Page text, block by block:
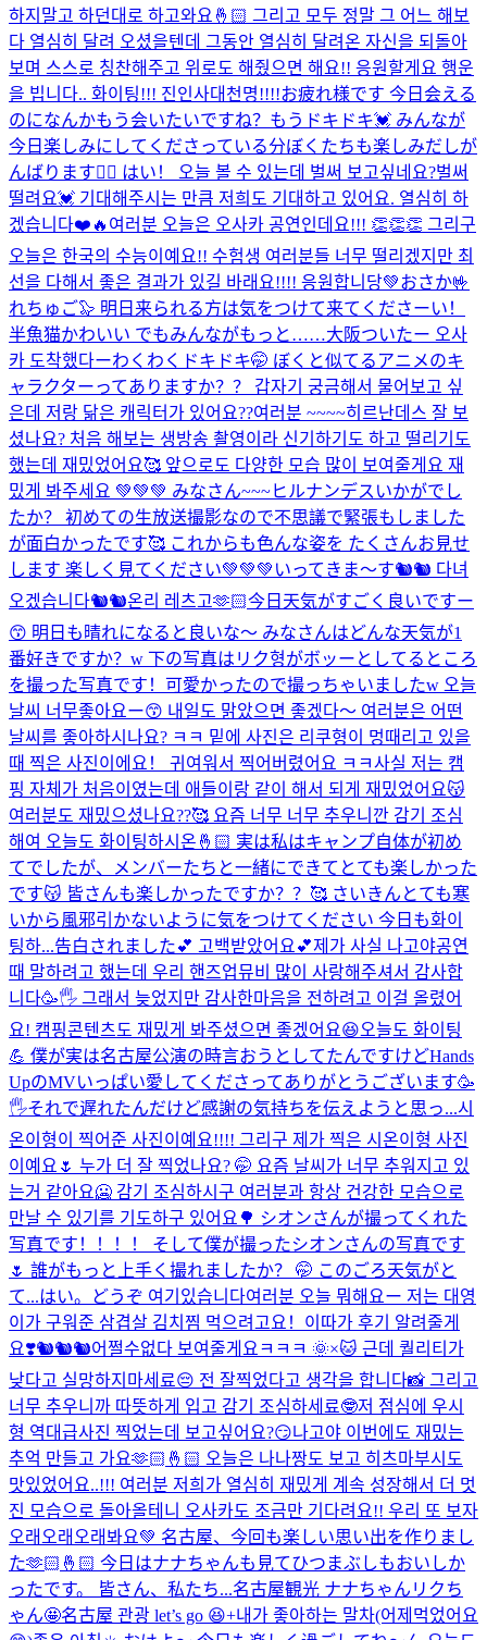
하지말고 하던대로 하고와요🤞🏻 그리고 모두 정말 그 어느 해보
다 열심히 달려 오셨을텐데 그동안 열심히 달려온 자신을 되돌아
보며 스스로 칭찬해주고 위로도 해줬으면 해요!! 응원할게요 행운
을 빕니다.. 화이팅!!! 진인사대천명!!!!お疲れ様です 今日会える
のになんかもう会いたいですね？もうドキドキ💓 みんなが
今日楽しみにしてくださっている分ぼくたちも楽しみだしが
んばります❤️‍🔥 はい！ 오늘 볼 수 있는데 벌써 보고싶네요?벌써
떨려요💓 기대해주시는 만큼 저희도 기대하고 있어요. 열심히 하
겠습니다❤️🔥 여러분 오늘은 오사카 공연인데요!!! 👏👏👏 그리구
오늘은 한국의 수능이예요!! 수험생 여러분들 너무 떨리겠지만 최
선을 다해서 좋은 결과가 있길 바래요!!!! 응원합니당💚おさか🤟
れちゅご🦭 明日来られる方は気をつけて来てくださーい！
半魚猫かわいい でもみんながもっと……大阪ついたー 오사
카 도착했다ーわくわくドキドキ🤭 ぼくと似てるアニメのキ
ャラクターってありますか？？ 갑자기 궁금해서 물어보고 싶
은데 저랑 닮은 캐릭터가 있어요??여러분 ~~~~히르난데스 잘 보
셨나요? 처음 해보는 생방송 촬영이라 신기하기도 하고 떨리기도
했는데 재밌었어요🥰 앞으로도 다양한 모습 많이 보여줄게요 재
밌게 봐주세요 💚💚💚 みなさん~~~ヒルナンデスいかがでし
たか？ 初めての生放送撮影なので不思議で緊張もしました
が面白かったです🥰 これからも色んな姿を たくさんお見せ
します 楽しく見てください💚💚💚 いってきま〜す🐿🐿 다녀
오겠습니다🐿🐿온리 레츠고🫶🏻今日天気がすごく良いですー
😙 明日も晴れになると良いな〜 みなさんはどんな天気が1
番好きですか？w 下の写真はリク형がボッーとしてるところ
を撮った写真です！可愛かったので撮っちゃいましたw 오늘
날씨 너무좋아요ー😙 내일도 맑았으면 좋겠다〜 여러분은 어떤
날씨를 좋아하시나요? ㅋㅋ 밑에 사진은 리쿠형이 멍때리고 있을
때 찍은 사진이에요！ 귀여워서 찍어버렸어요 ㅋㅋ사실 저는 캠
핑 자체가 처음이였는데 애들이랑 같이 해서 되게 재밌었어요😽
여러분도 재밌으셨나요??🥰 요즘 너무 너무 추우니깐 감기 조심
해여 오늘도 화이팅하시온🤞🏻 実は私はキャンプ自体が初め
てでしたが、メンバーたちと一緒にできてとても楽しかった
です😽 皆さんも楽しかったですか？？🥰 さいきんとても寒
いから風邪引かないように気をつけてください 今日も화이
팅하...告白されました💕 고백받았어요💕제가 사실 나고야공연
때 말하려고 했는데 우리 핸즈업뮤비 많이 사랑해주셔서 감사합
니다🥳🖐️ 그래서 늦었지만 감사한마음을 전하려고 이걸 올렸어
요! 캠핑콘텐츠도 재밌게 봐주셨으면 좋겠어요😆오늘도 화이팅
💪 僕が実は名古屋公演の時言おうとしてたんですけどHands
UpのMVいっぱい愛してくださってありがとうございます🥳
🖐️それで遅れたんだけど感謝の気持ちを伝えようと思っ...시
온이형이 찍어준 사진이예요!!!! 그리구 제가 찍은 시온이형 사진
이예요🌷 누가 더 잘 찍었나요? 🤭 요즘 날씨가 너무 추워지고 있
는거 같아요🥶 감기 조심하시구 여러분과 항상 건강한 모습으로
만날 수 있기를 기도하구 있어요🌳 シオンさんが撮ってくれた
写真です！！！！ そして僕が撮ったシオンさんの写真です
🌷 誰がもっと上手く撮れましたか？ 🤭 このごろ天気がと
て...はい。どうぞ 여기있습니다여러분 오늘 뭐해요ー 저는 대영
이가 구워준 삼겹살 김치찜 먹으려고요！이따가 후기 알려줄게
요❣️🐿️🐿️🐿️어쩔수없다 보여줄게요ㅋㅋㅋ 🌞×🐱 근데 퀄리티가
낮다고 실망하지마세료😔 전 잘찍었다고 생각을 합니다📸 그리고
너무 추우니까 따뜻하게 입고 감기 조심하세료🤓저 점심에 우시
형 역대급사진 찍었는데 보고싶어요?😏나고야 이번에도 재밌는
추억 만들고 가요🫶🏻🤞🏻 오늘은 나나짱도 보고 히츠마부시도
맛있었어요..!!! 여러분 저희가 열심히 재밌게 계속 성장해서 더 멋
진 모습으로 돌아올테니 오사카도 조금만 기다려요!! 우리 또 보자
오래오래오래봐요💚 名古屋、今回も楽しい思い出を作りまし
た🫶🏻🤞🏻 今日はナナちゃんも見てひつまぶしもおいしか
ったです。 皆さん、私たち...名古屋観光 ナナちゃんリクち
ゃん🤩名古屋 관광 let’s go 😆+내가 좋아하는 말차(어제먹었어요